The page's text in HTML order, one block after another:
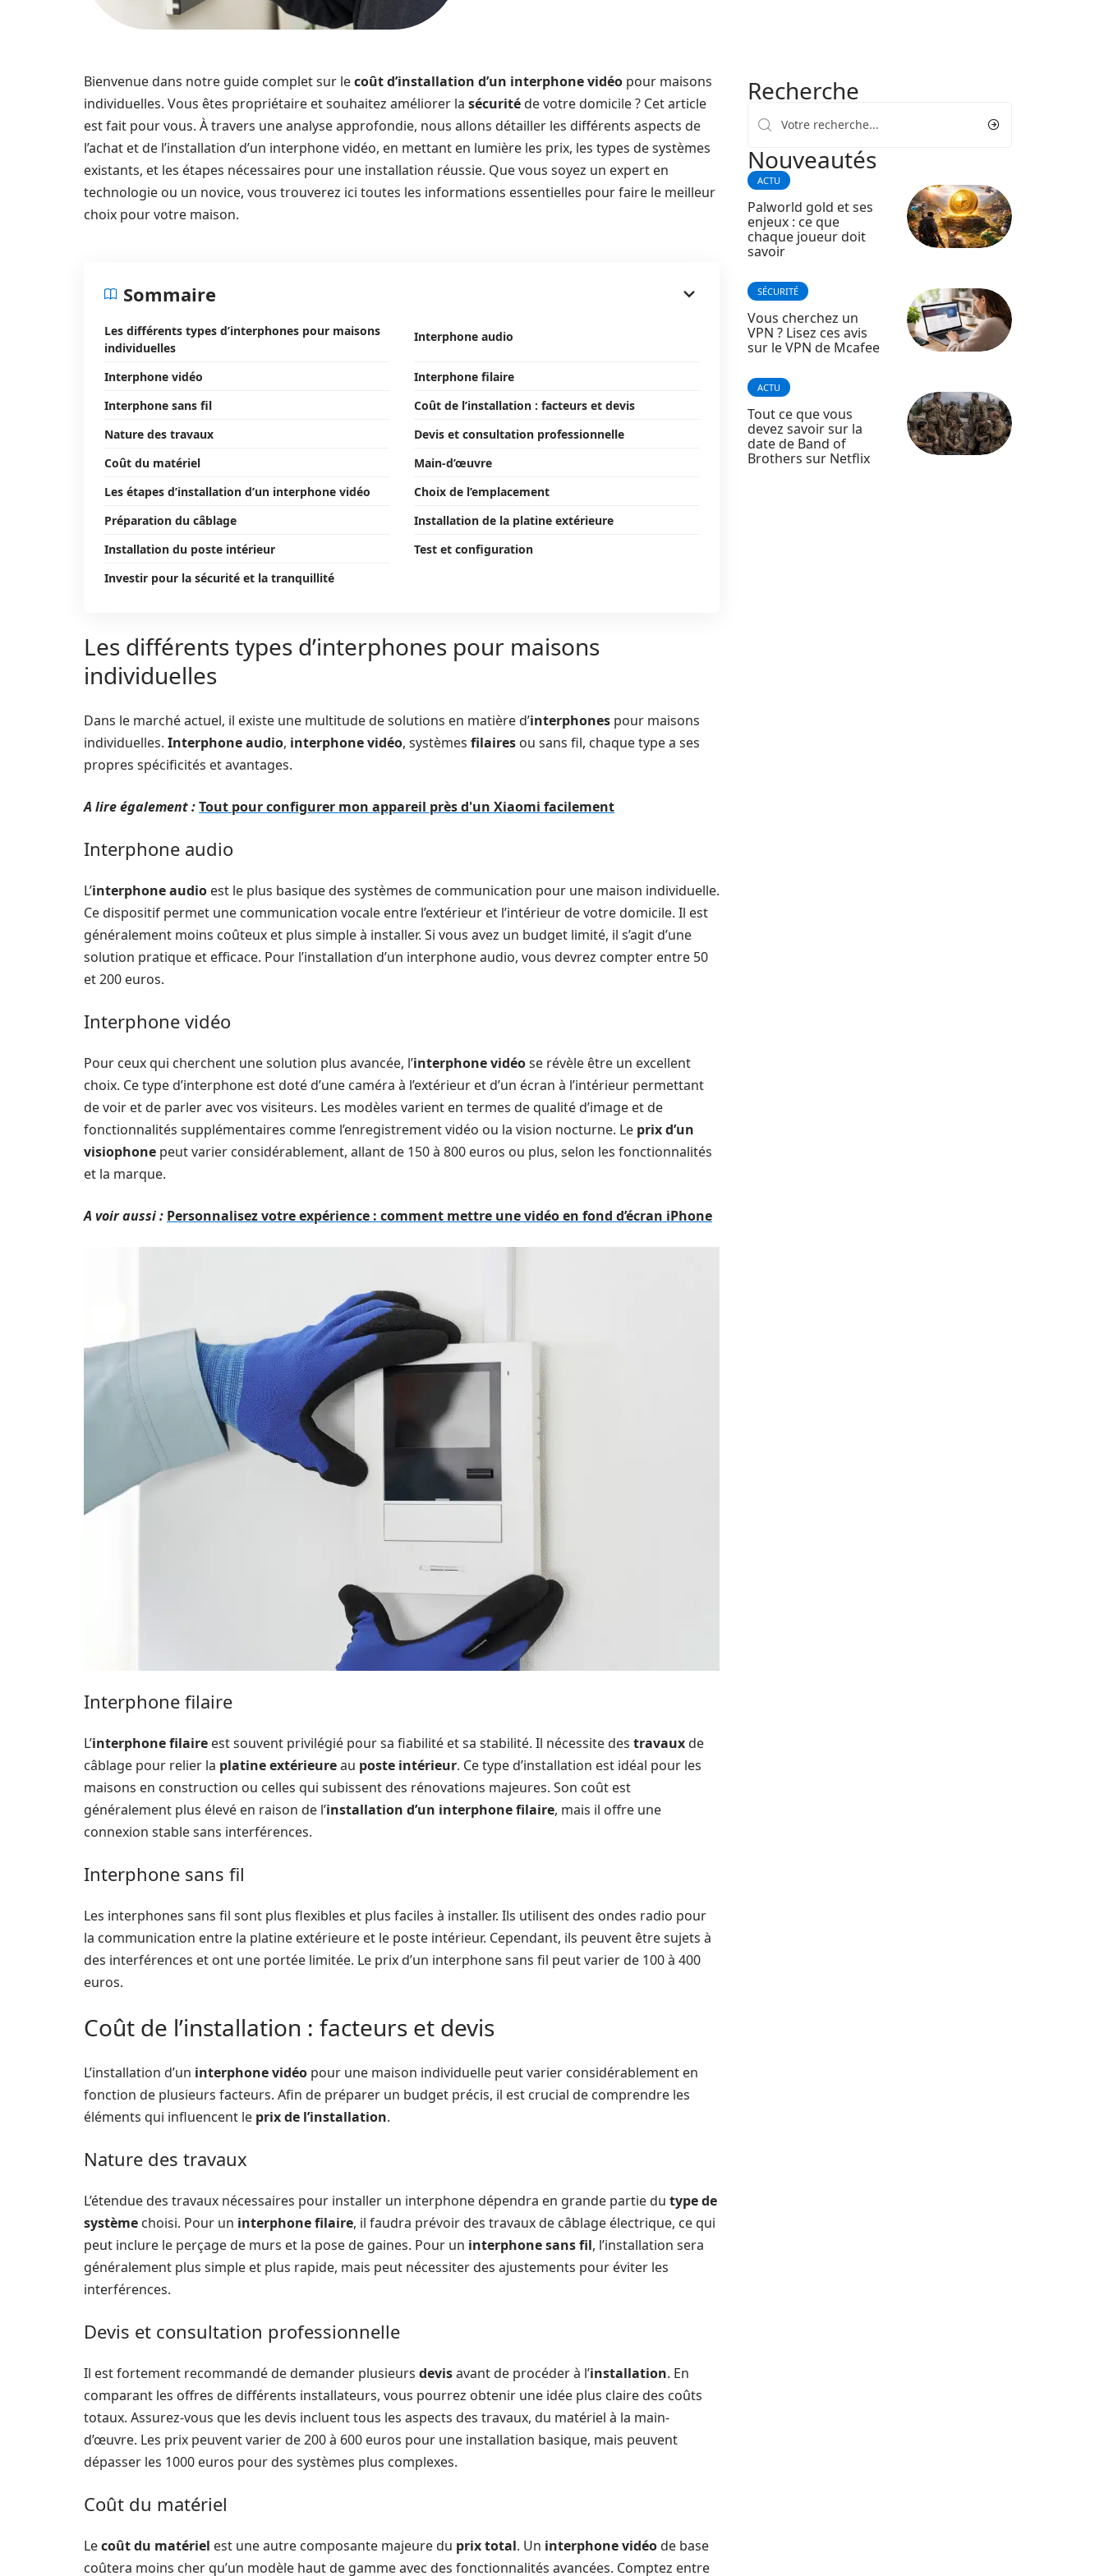
Bienvenue dans notre guide complet sur lecoût d’installation d’un interphone vidéo pour maisons
individuelles. Vous êtes propriétaire et souhaitez améliorer la sécuritéde votre domicile ? Cet article
est fait pour vous. À travers une analyse approfondie, nous allons détailler les différents aspects de
l’achat et de l’installation d’un interphone vidéo, en mettant en lumière les prix, les types de systèmes
existants, et les étapes nécessaires pour une installation réussie. Que vous soyez un expert en
technologie ou un novice, vous trouverez ici toutes les informations essentielles pour faire le meilleur
choix pour votre maison.
Sommaire
Les différents types d’interphones pour maisons
individuelles
Interphone audio
Interphone vidéo
Interphone filaire
Interphone sans fil
Coût de l’installation : facteurs et devis
Nature des travaux
Devis et consultation professionnelle
Coût du matériel
Main-d’œuvre
Les étapes d’installation d’un interphone vidéo
Choix de l’emplacement
Préparation du câblage
Installation de la platine extérieure
Installation du poste intérieur
Test et configuration
Investir pour la sécurité et la tranquillité
Les différents types d’interphones pour maisons
individuelles
Dans le marché actuel, il existe une multitude de solutions en matière d’interphones pour maisons
individuelles. Interphone audio, interphone vidéo, systèmes filaires ou sans fil, chaque type a ses
propres spécificités et avantages.
A lire également :Tout pour configurer mon appareil près d'un Xiaomi facilement
Interphone audio
L’interphone audio est le plus basique des systèmes de communication pour une maison individuelle.
Ce dispositif permet une communication vocale entre l’extérieur et l’intérieur de votre domicile. Il est
généralement moins coûteux et plus simple à installer. Si vous avez un budget limité, il s’agit d’une
solution pratique et efficace. Pour l’installation d’un interphone audio, vous devrez compter entre 50
et 200 euros.
Interphone vidéo
Pour ceux qui cherchent une solution plus avancée, l’interphone vidéose révèle être un excellent
choix. Ce type d’interphone est doté d’une caméra à l’extérieur et d’un écran à l’intérieur permettant
de voir et de parler avec vos visiteurs. Les modèles varient en termes de qualité d’image et de
fonctionnalités supplémentaires comme l’enregistrement vidéo ou la vision nocturne. Le prix d’un
visiophone peut varier considérablement, allant de 150 à 800 euros ou plus, selon les fonctionnalités
et la marque.
A voir aussi : Personnalisez votre expérience : comment mettre une vidéo en fond d’écran iPhone
Interphone filaire
L’interphone filaire est souvent privilégié pour sa fiabilité et sa stabilité. Il nécessite des travauxde
câblage pour relier la platine extérieureau poste intérieur. Ce type d’installation est idéal pour les
maisons en construction ou celles qui subissent des rénovations majeures. Son coût est
généralement plus élevé en raison de l’installation d’un interphone filaire, mais il offre une
connexion stable sans interférences.
Interphone sans fil
Les interphones sans fil sont plus flexibles et plus faciles à installer. Ils utilisent des ondes radio pour
la communication entre la platine extérieure et le poste intérieur. Cependant, ils peuvent être sujets à
des interférences et ont une portée limitée. Le prix d’un interphone sans fil peut varier de 100 à 400
euros.
Coût de l’installation : facteurs et devis
L’installation d’un interphone vidéo pour une maison individuelle peut varier considérablement en
fonction de plusieurs facteurs. Afin de préparer un budget précis, il est crucial de comprendre les
éléments qui influencent le prix de l’installation.
Nature des travaux
L’étendue des travaux nécessaires pour installer un interphone dépendra en grande partie du type de
système choisi. Pour un interphone filaire, il faudra prévoir des travaux de câblage électrique, ce qui
peut inclure le perçage de murs et la pose de gaines. Pour un interphone sans fil, l’installation sera
généralement plus simple et plus rapide, mais peut nécessiter des ajustements pour éviter les
interférences.
Devis et consultation professionnelle
Il est fortement recommandé de demander plusieurs devisavant de procéder à l’installation. En
comparant les offres de différents installateurs, vous pourrez obtenir une idée plus claire des coûts
totaux. Assurez-vous que les devis incluent tous les aspects des travaux, du matériel à la main-
d’œuvre. Les prix peuvent varier de 200 à 600 euros pour une installation basique, mais peuvent
dépasser les 1000 euros pour des systèmes plus complexes.
Coût du matériel
Lecoût du matériel est une autre composante majeure du prix total. Un interphone vidéode base
coûtera moins cher qu’un modèle haut de gamme avec des fonctionnalités avancées. Comptez entre
Recherche
Nouveautés
ACTU
Palworld gold et ses
enjeux : ce que
chaque joueur doit
savoir
SÉCURITÉ
Vous cherchez un
VPN ? Lisez ces avis
sur le VPN de Mcafee
ACTU
Tout ce que vous
devez savoir sur la
date de Band of
Brothers sur Netflix